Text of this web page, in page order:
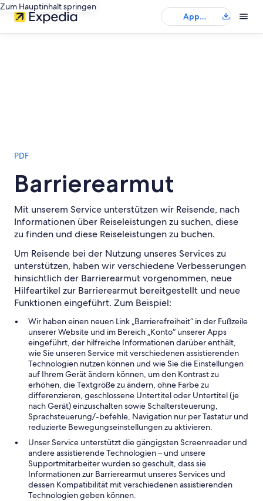
Zum Hauptinhalt springen
App
herunterladen
PDF
Barrierearmut
Mit unserem Service unterstützen wir Reisende, nach
Informationen über Reiseleistungen zu suchen, diese
zu finden und diese Reiseleistungen zu buchen.
Um Reisende bei der Nutzung unseres Services zu
unterstützen, haben wir verschiedene Verbesserungen
hinsichtlich der Barrierearmut vorgenommen, neue
Hilfeartikel zur Barrierearmut bereitgestellt und neue
Funktionen eingeführt. Zum Beispiel:
Wir haben einen neuen Link „Barrierefreiheit“ in der Fußzeile
unserer Website und im Bereich „Konto“ unserer Apps
eingeführt, der hilfreiche Informationen darüber enthält,
wie Sie unseren Service mit verschiedenen assistierenden
Technologien nutzen können und wie Sie die Einstellungen
auf Ihrem Gerät ändern können, um den Kontrast zu
erhöhen, die Textgröße zu ändern, ohne Farbe zu
differenzieren, geschlossene Untertitel oder Untertitel (je
nach Gerät) einzuschalten sowie Schaltersteuerung,
Sprachsteuerung/-befehle, Navigation nur per Tastatur und
reduzierte Bewegungseinstellungen zu aktivieren.
Unser Service unterstützt die gängigsten Screenreader und
andere assistierende Technologien – und unsere
Supportmitarbeiter wurden so geschult, dass sie
Informationen zur Barrierearmut unseres Services und
dessen Kompatibilität mit verschiedenen assistierenden
Technologien geben können.